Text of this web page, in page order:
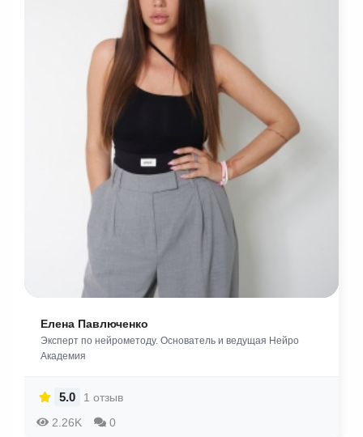
Елена Павлюченко
Эксперт по нейрометоду. Основатель и ведущая Нейро
Академия
2.26K 0
5.0 1 отзыв